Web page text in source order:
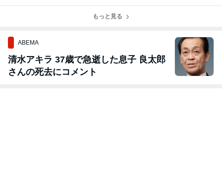
もっと見る
ABEMA
清水アキラ 37歳で急逝した息子 良太郎
さんの死去にコメント